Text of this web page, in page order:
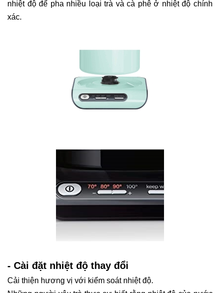
nhiệt độ để pha nhiều loại trà và cà phê ở nhiệt độ chính
xác.
- Cài đặt nhiệt độ thay đổi
Cải thiện hương vị với kiểm soát nhiệt độ.